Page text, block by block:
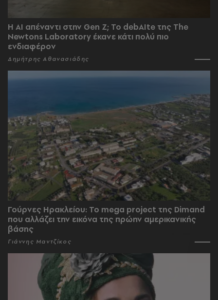
Η AI απέναντι στην Gen Z; Το debAIte της The
Newtons Laboratory έκανε κάτι πολύ πιο
ενδιαφέρον
Δημήτρης Αθανασιάδης
Γούρνες Ηρακλείου: To mega project της Dimand
που αλλάζει την εικόνα της πρώην αμερικανικής
βάσης
Γιάννης Μαντζίκος